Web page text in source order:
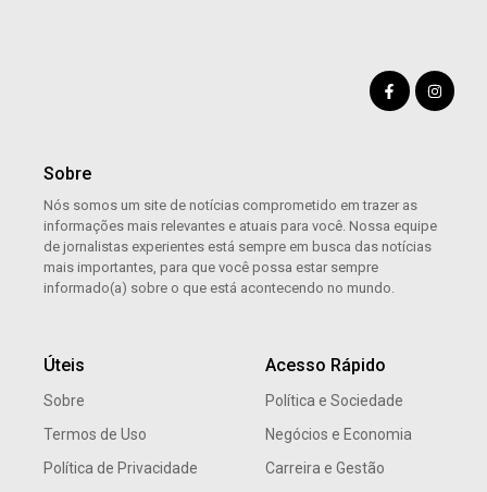
Sobre
Nós somos um site de notícias comprometido em trazer as
informações mais relevantes e atuais para você. Nossa equipe
de jornalistas experientes está sempre em busca das notícias
mais importantes, para que você possa estar sempre
informado(a) sobre o que está acontecendo no mundo.
Úteis
Sobre
Termos de Uso
Política de Privacidade
Acesso Rápido
Política e Sociedade
Negócios e Economia
Carreira e Gestão